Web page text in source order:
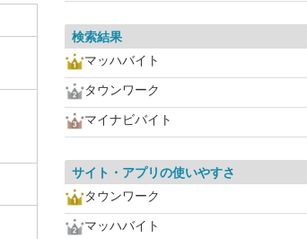
検索結果
マッハバイト
タウンワーク
マイナビバイト
サイト・アプリの使いやすさ
タウンワーク
マッハバイト